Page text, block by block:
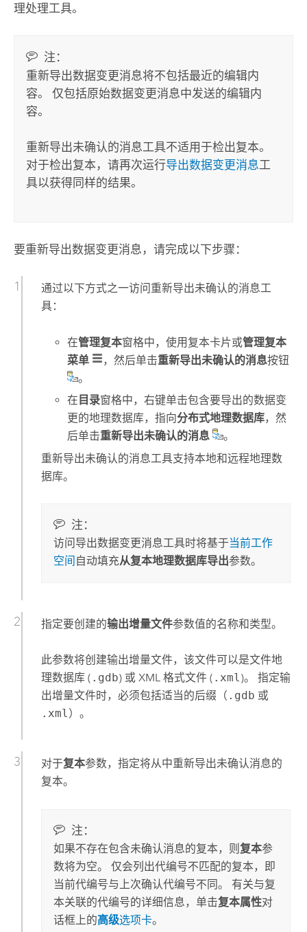
理处理工具。
注：
重新导出数据变更消息将不包括最近的编辑内
容。 仅包括原始数据变更消息中发送的编辑内
容。
重新导出未确认的消息工具不适用于检出复本。
对于检出复本，请再次运行导出数据变更消息工
具以获得同样的结果。
要重新导出数据变更消息，请完成以下步骤：
通过以下方式之一访问 重新导出未确认的消息工
具：
在管理复本窗格中，使用复本卡片或管理复本
菜单
，然后单击重新导出未确认的消息按钮
。
在 目录窗格中，右键单击包含要导出的数据变
更的地理数据库，指向分布式地理数据库，然
后单击重新导出未确认的消息
。
重新导出未确认的消息工具支持本地和远程地理数
据库。
注：
访问 导出数据变更消息工具时将基于当前工作
空间 自动填充从复本地理数据库导出参数。
指定要创建的输出增量文件参数值的名称和类型。
此参数将创建输出增量文件，该文件可以是文件地
理数据库 ( .gdb) 或 XML 格式文件 ( .xml)。 指定输
出增量文件时，必须包括适当的后缀（ .gdb 或
.xml）。
对于复本参数，指定将从中重新导出未确认消息的
复本。
注：
如果不存在包含未确认消息的复本，则 复本参
数将为空。 仅会列出代编号不匹配的复本，即
当前代编号与上次确认代编号不同。 有关与复
本关联的代编号的详细信息，单击复本属性对
话框上的高级选项卡。